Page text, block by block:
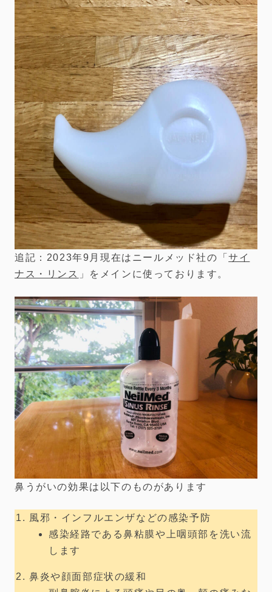
追記：2023年9月現在はニールメッド社の「サイ
ナス・リンス
」をメインに使っております。
鼻うがいの効果は以下のものがあります
風邪・インフルエンザなどの感染予防
感染経路である鼻粘膜や上咽頭部を洗い流
します
鼻炎や顔面部症状の緩和